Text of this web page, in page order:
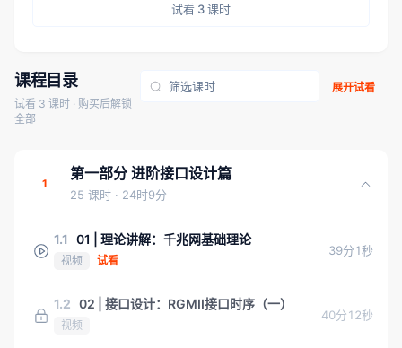
试看 3 课时
课程目录
试看 3 课时 · 购买后解锁
全部
展开试看
1
第一部分 进阶接口设计篇
25 课时 · 24时9分
1.1 01 | 理论讲解：千兆网基础理论
视频 试看
39分1秒
1.2 02 | 接口设计：RGMII接口时序（一）
视频
40分12秒